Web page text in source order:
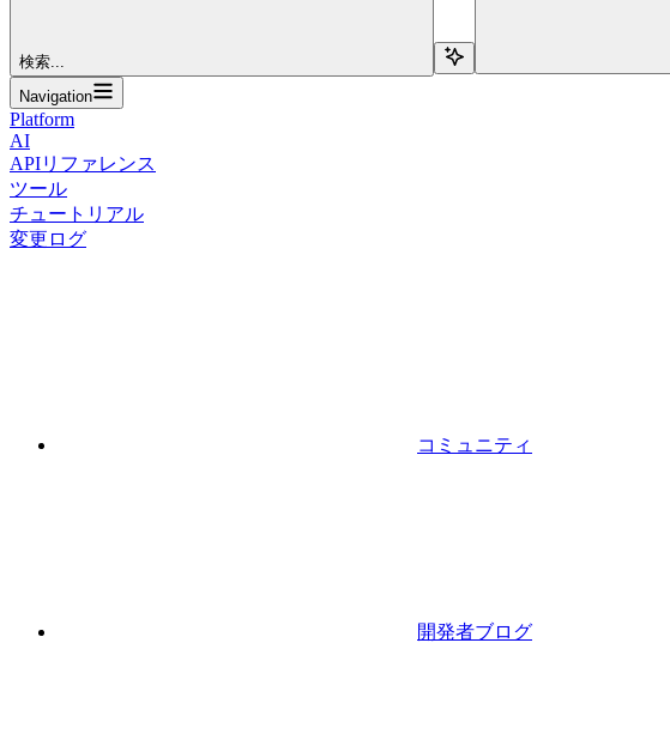
検索...
Navigation
Platform
AI
APIリファレンス
ツール
チュートリアル
変更ログ
コミュニティ
開発者ブログ